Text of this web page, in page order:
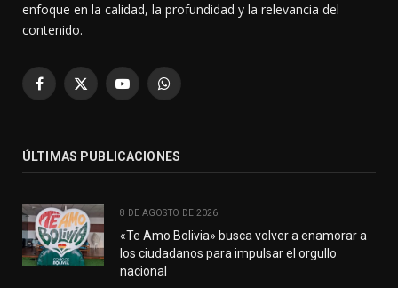
enfoque en la calidad, la profundidad y la relevancia del
contenido.
Facebook
X
YouTubeWhatsApp
ÚLTIMAS PUBLICACIONES
8 DE AGOSTO DE 2026
«Te Amo Bolivia» busca volver a enamorar a
los ciudadanos para impulsar el orgullo
nacional